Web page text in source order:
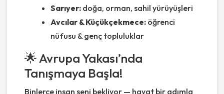
Sarıyer: doğa, orman, sahil yürüyüşleri
Avcılar & Küçükçekmece: öğrenci
nüfusu & genç topluluklar
🌟 Avrupa Yakası’nda
Tanışmaya Başla!
Binlerce insan seni bekliyor — hayat bir adımla